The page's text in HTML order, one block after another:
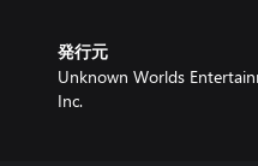
ります。小型潜水艇「タ
ましょう。安全な浅瀬を
スタマイズが不可欠です
発行元
Unknown Worlds
Inc.